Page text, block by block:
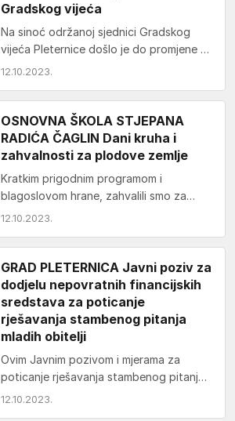
Gradskog vijeća
Na sinoć održanoj sjednici Gradskog
vijeća Pleternice došlo je do promjene u
sastavu Vijeća. Naime, dosadašnji
12.10.2023.
OSNOVNA ŠKOLA STJEPANA
RADIĆA ČAGLIN Dani kruha i
zahvalnosti za plodove zemlje
Kratkim prigodnim programom i
blagoslovom hrane, zahvalili smo za
plodove zemlje.Sretni što imamo i što
12.10.2023.
GRAD PLETERNICA Javni poziv za
dodjelu nepovratnih financijskih
sredstava za poticanje
rješavanja stambenog pitanja
mladih obitelji
Ovim Javnim pozivom i mjerama za
poticanje rješavanja stambenog pitanja
mladih obitelji na području Grada
12.10.2023.